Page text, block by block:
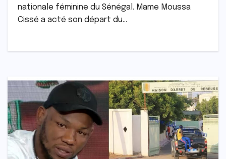
nationale féminine du Sénégal. Mame Moussa
Cissé a acté son départ du…